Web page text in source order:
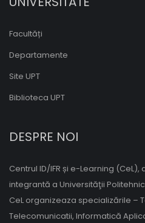
Facultăți
Departamente
Site UPT
Biblioteca UPT
DESPRE NOI
Centrul ID/IFR și e-Learning
integrantă a Universităţii
CeL organizeaza specializările –
Telecomunicatii, Informatică